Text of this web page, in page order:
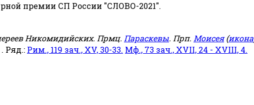
премии СП России "СЛОВО-2021".
Никомидийских. Прмц. Параскевы. Прп. Моисея(икона
. Ряд.: Рим., 119 зач., XV, 30-33. Мф., 73 зач., XVII, 24 - XVIII, 4.